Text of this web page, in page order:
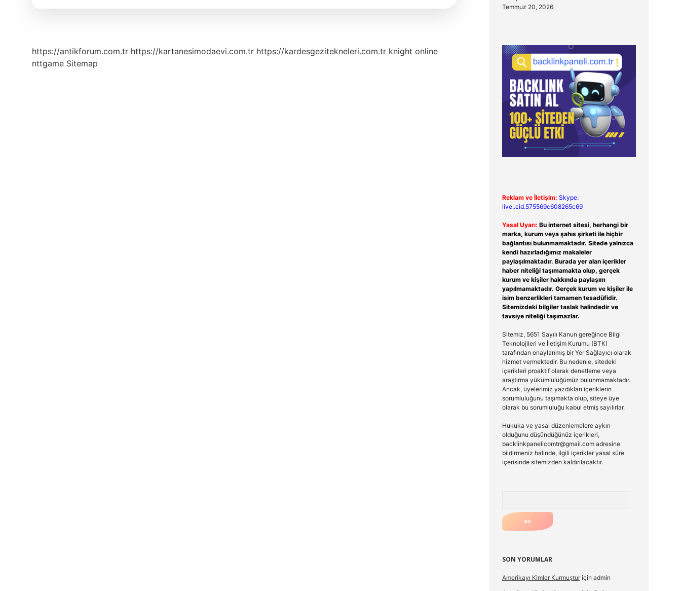
https://antikforum.com.tr https://kartanesimodaevi.com.tr https://kardesgezitekneleri.com.tr knight online
nttgame Sitemap
Temmuz 20, 2026
Reklam ve İletişim: Skype:
live:.cid.575569c608265c69
Yasal Uyarı: Bu internet sitesi, herhangi bir
marka, kurum veya şahıs şirketi ile hiçbir
bağlantısı bulunmamaktadır. Sitede yalnızca
kendi hazırladığımız makaleler
paylaşılmaktadır. Burada yer alan içerikler
haber niteliği taşımamakta olup, gerçek
kurum ve kişiler hakkında paylaşım
yapılmamaktadır. Gerçek kurum ve kişiler ile
isim benzerlikleri tamamen tesadüfidir.
Sitemizdeki bilgiler taslak halindedir ve
tavsiye niteliği taşımazlar.
Sitemiz, 5651 Sayılı Kanun gereğince Bilgi
Teknolojileri ve İletişim Kurumu (BTK)
tarafından onaylanmış bir Yer Sağlayıcı olarak
hizmet vermektedir. Bu nedenle, sitedeki
içerikleri proaktif olarak denetleme veya
araştırma yükümlülüğümüz bulunmamaktadır.
Ancak, üyelerimiz yazdıkları içeriklerin
sorumluluğunu taşımakta olup, siteye üye
olarak bu sorumluluğu kabul etmiş sayılırlar.
Hukuka ve yasal düzenlemelere aykırı
olduğunu düşündüğünüz içerikleri,
backlinkpanelicomtr@gmail.comadresine
bildirmeniz halinde, ilgili içerikler yasal süre
içerisinde sitemizden kaldırılacaktır.
SON YORUMLAR
Amerikayı Kimler Kurmuşturiçin admin